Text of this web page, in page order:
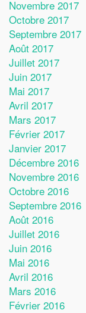
Novembre 2017
Octobre 2017
Septembre 2017
Août 2017
Juillet 2017
Juin 2017
Mai 2017
Avril 2017
Mars 2017
Février 2017
Janvier 2017
Décembre 2016
Novembre 2016
Octobre 2016
Septembre 2016
Août 2016
Juillet 2016
Juin 2016
Mai 2016
Avril 2016
Mars 2016
Février 2016